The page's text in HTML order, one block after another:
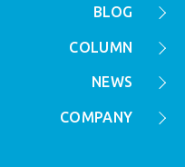
BLOG
COLUMN
NEWS
COMPANY